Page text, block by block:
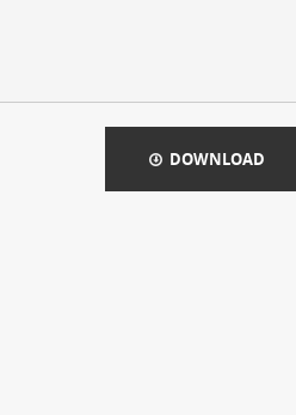
DOWNLOAD